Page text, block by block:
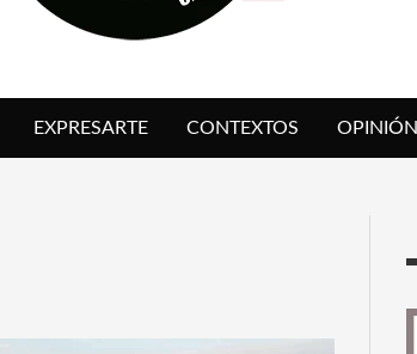
EXVITA INTERPRETANDO A SERRAT
EXPRESARTE CONTEXTOS OPINIÓN